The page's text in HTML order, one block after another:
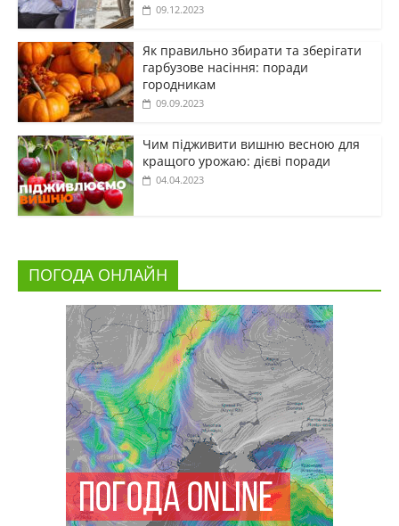
09.12.2023
Як правильно збирати та зберігати
гарбузове насіння: поради
городникам
09.09.2023
Чим підживити вишню весною для
кращого урожаю: дієві поради
04.04.2023
ПОГОДА ОНЛАЙН